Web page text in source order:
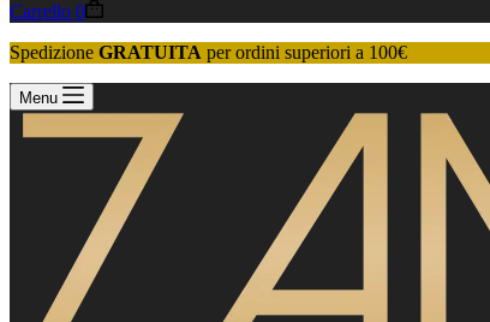
Carrello 0
Spedizione GRATUITA per ordini superiori a 100€
Menu